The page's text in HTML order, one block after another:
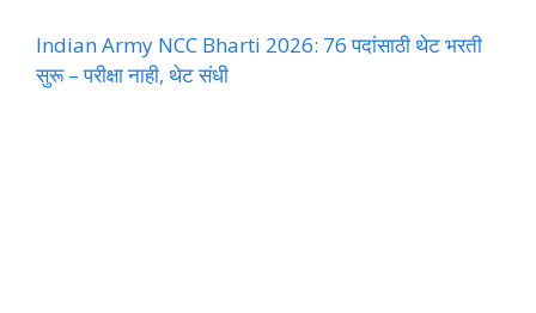
Indian Army NCC Bharti 2026: 76 पदांसाठी थेट भरती
सुरू – परीक्षा नाही, थेट संधी